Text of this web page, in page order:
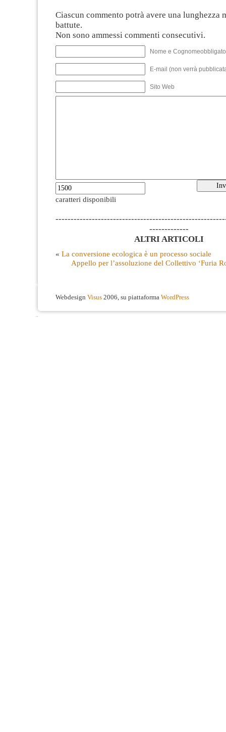
Ciascun commento potrà avere una lunghezza
battute.
Non sono ammessi commenti consecutivi.
Nome e
E-mail (non verrà
Sito Web
caratteri disponibili
-------------
ALTRI ARTICOLI
« La conversione ecologica è un processo sociale
Appello per l’assoluzione del Collettivo ‘Furia
Webdesign Visus 2006, su piattaforma WordPress